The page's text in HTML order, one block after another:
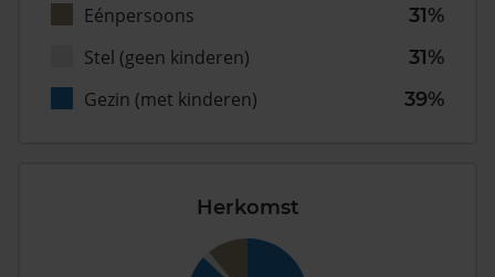
Eénpersoons
31%
Stel (geen kinderen)
31%
Gezin (met kinderen)
39%
Herkomst